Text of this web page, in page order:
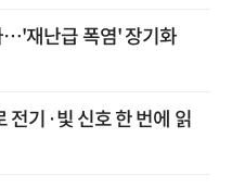
…'재난급 폭염' 장기화
전기·빛 신호 한 번에 읽